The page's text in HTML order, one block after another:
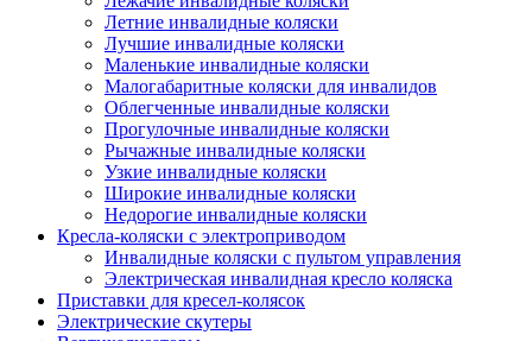
Летние инвалидные коляски
Лучшие инвалидные коляски
Маленькие инвалидные коляски
Малогабаритные коляски для инвалидов
Облегченные инвалидные коляски
Прогулочные инвалидные коляски
Рычажные инвалидные коляски
Узкие инвалидные коляски
Широкие инвалидные коляски
Недорогие инвалидные коляски
Кресла-коляски с электроприводом
Инвалидные коляски с пультом управления
Электрическая инвалидная кресло коляска
Приставки для кресел-колясок
Электрические скутеры